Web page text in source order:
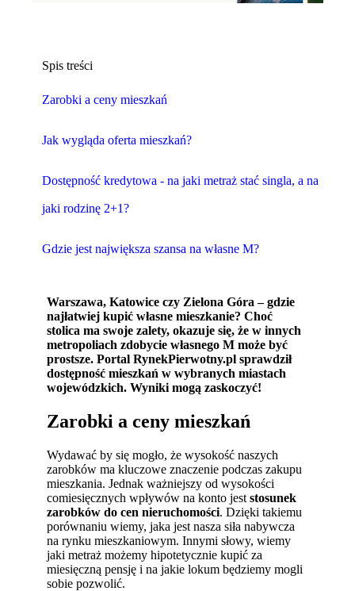
Spis treści
Zarobki a ceny mieszkań
Jak wygląda oferta mieszkań?
Dostępność kredytowa - na jaki metraż stać singla, a na
jaki rodzinę 2+1?
Gdzie jest największa szansa na własne M?
Warszawa, Katowice czy Zielona Góra – gdzie
najłatwiej kupić własne mieszkanie? Choć
stolica ma swoje zalety, okazuje się, że w innych
metropoliach zdobycie własnego M może być
prostsze. Portal RynekPierwotny.pl sprawdził
dostępność mieszkań w wybranych miastach
wojewódzkich. Wyniki mogą zaskoczyć!
Zarobki a ceny mieszkań
Wydawać by się mogło, że wysokość naszych
zarobków ma kluczowe znaczenie podczas zakupu
mieszkania. Jednak ważniejszy od wysokości
comiesięcznych wpływów na konto jeststosunek
zarobków do cen nieruchomości. Dzięki takiemu
porównaniu wiemy, jaka jest nasza siła nabywcza
na rynku mieszkaniowym. Innymi słowy, wiemy
jaki metraż możemy hipotetycznie kupić za
miesięczną pensję i na jakie lokum będziemy mogli
sobie pozwolić.